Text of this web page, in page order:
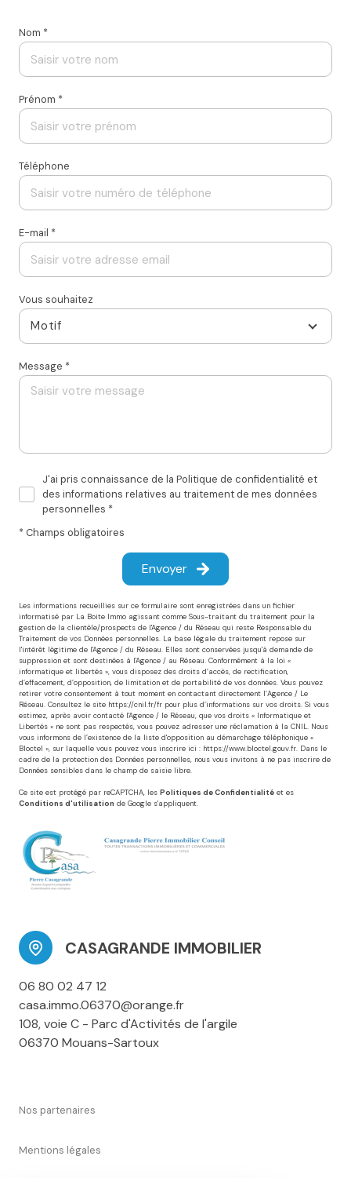
Nom *
Prénom *
Téléphone
E-mail *
Vous souhaitez
Motif
Message *
J'ai pris connaissance de la Politique de confidentialité et
des informations relatives au traitement de mes données
personnelles *
* Champs obligatoires
Envoyer
Les informations recueillies sur ce formulaire sont enregistrées dans un fichier
informatisé par La Boite Immo agissant comme Sous-traitant du traitement pour la
gestion de la clientèle/prospects de l'Agence / du Réseau qui reste Responsable du
Traitement de vos Données personnelles. La base légale du traitement repose sur
l'intérêt légitime de l'Agence / du Réseau. Elles sont conservées jusqu'à demande de
suppression et sont destinées à l'Agence / au Réseau. Conformément à la loi «
informatique et libertés », vous disposez des droits d’accès, de rectification,
d’effacement, d’opposition, de limitation et de portabilité de vos données. Vous pouvez
retirer votre consentement à tout moment en contactant directement l’Agence / Le
Réseau. Consultez le site https://cnil.fr/fr pour plus d’informations sur vos droits. Si vous
estimez, après avoir contacté l'Agence / le Réseau, que vos droits « Informatique et
Libertés » ne sont pas respectés, vous pouvez adresser une réclamation à la CNIL. Nous
vous informons de l’existence de la liste d'opposition au démarchage téléphonique «
Bloctel », sur laquelle vous pouvez vous inscrire ici : https://www.bloctel.gouv.fr. Dans le
cadre de la protection des Données personnelles, nous vous invitons à ne pas inscrire de
Données sensibles dans le champ de saisie libre.
Ce site est protégé par reCAPTCHA, les Politiques de Confidentialité et es
Conditions d'utilisation de Google s'appliquent.
CASAGRANDE IMMOBILIER
06 80 02 47 12
casa.immo.06370@orange.fr
108, voie C - Parc d'Activités de l'argile
06370 Mouans-Sartoux
Nos partenaires
Mentions légales